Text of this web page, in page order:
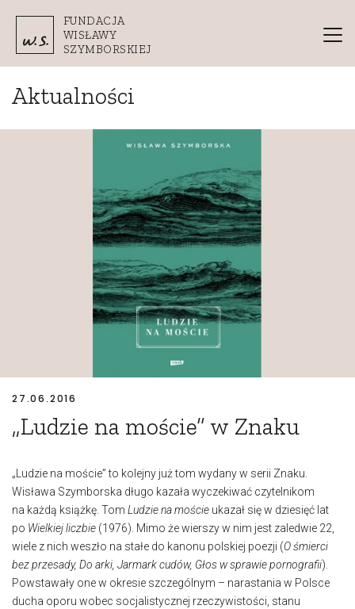
FUNDACJA
WISŁAWY
SZYMBORSKIEJ
Aktualności
27.06.2016
„Ludzie na moście” w Znaku
„Ludzie na moście” to kolejny już tom wydany w serii Znaku.
Wisława Szymborska długo kazała wyczekiwać czytelnikom
na każdą książkę. Tom Ludzie na moście ukazał się w dziesięć lat
po Wielkiej liczbie (1976). Mimo że wierszy w nim jest zaledwie 22,
wiele z nich weszło na stałe do kanonu polskiej poezji (O śmierci
bez przesady, Do arki, Jarmark cudów, Głos w sprawie pornografii).
Powstawały one w okresie szczególnym – narastania w Polsce
ducha oporu wobec socjalistycznej rzeczywistości, stanu